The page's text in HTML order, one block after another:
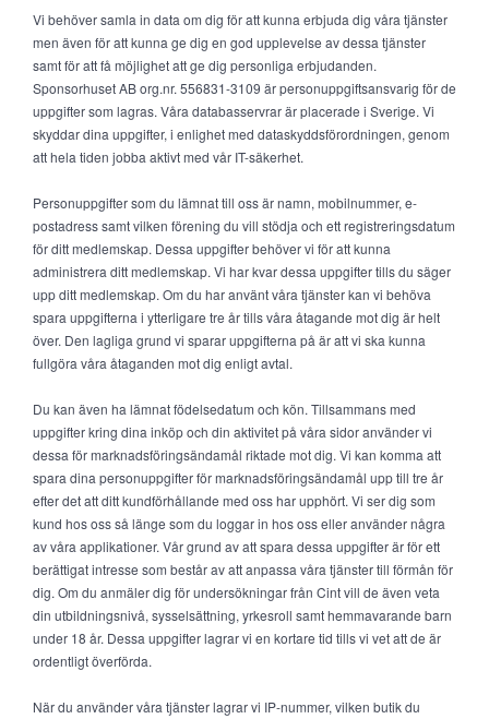
Vi behöver samla in data om dig för att kunna erbjuda dig våra tjänster
men även för att kunna ge dig en god upplevelse av dessa tjänster
samt för att få möjlighet att ge dig personliga erbjudanden.
Sponsorhuset AB org.nr. 556831-3109 är personuppgiftsansvarig för de
uppgifter som lagras. Våra databasservrar är placerade i Sverige. Vi
skyddar dina uppgifter, i enlighet med dataskyddsförordningen, genom
att hela tiden jobba aktivt med vår IT-säkerhet.
Personuppgifter som du lämnat till oss är namn, mobilnummer, e-
postadress samt vilken förening du vill stödja och ett registreringsdatum
för ditt medlemskap. Dessa uppgifter behöver vi för att kunna
administrera ditt medlemskap. Vi har kvar dessa uppgifter tills du säger
upp ditt medlemskap. Om du har använt våra tjänster kan vi behöva
spara uppgifterna i ytterligare tre år tills våra åtagande mot dig är helt
över. Den lagliga grund vi sparar uppgifterna på är att vi ska kunna
fullgöra våra åtaganden mot dig enligt avtal.
Du kan även ha lämnat födelsedatum och kön. Tillsammans med
uppgifter kring dina inköp och din aktivitet på våra sidor använder vi
dessa för marknadsföringsändamål riktade mot dig. Vi kan komma att
spara dina personuppgifter för marknadsföringsändamål upp till tre år
efter det att ditt kundförhållande med oss har upphört. Vi ser dig som
kund hos oss så länge som du loggar in hos oss eller använder några
av våra applikationer. Vår grund av att spara dessa uppgifter är för ett
berättigat intresse som består av att anpassa våra tjänster till förmån för
dig. Om du anmäler dig för undersökningar från Cint vill de även veta
din utbildningsnivå, sysselsättning, yrkesroll samt hemmavarande barn
under 18 år. Dessa uppgifter lagrar vi en kortare tid tills vi vet att de är
ordentligt överförda.
När du använder våra tjänster lagrar vi IP-nummer, vilken butik du